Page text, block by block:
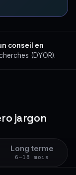
conseil en
(DYOR).
jargon
Long terme
6–18 mois